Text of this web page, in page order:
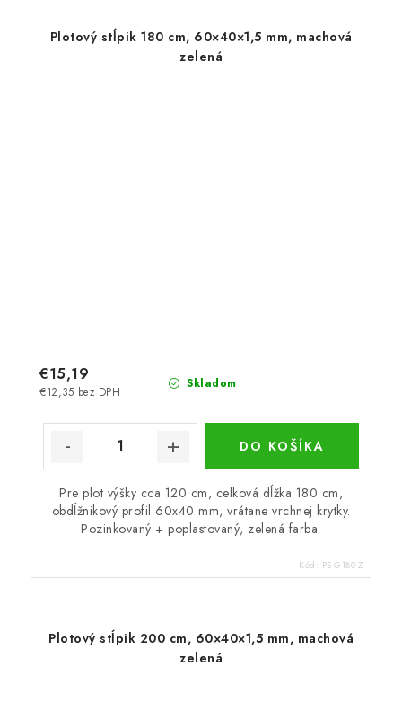
Plotový stĺpik 180 cm, 60×40×1,5 mm, machová
zelená
Skladom
€12,35 bez DPH
€15,19
DO KOŠÍKA
Pre plot výšky cca 120 cm, celková dĺžka 180 cm,
obdĺžnikový profil 60x40 mm, vrátane vrchnej krytky.
Pozinkovaný + poplastovaný, zelená farba.
Kód: PS-G180-Z
Plotový stĺpik 200 cm, 60×40×1,5 mm, machová
zelená